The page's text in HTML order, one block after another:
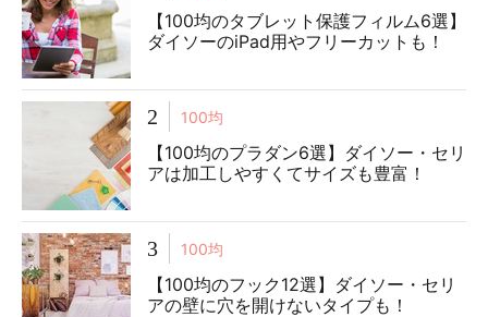
【100均のタブレット保護フィルム6選】
ダイソーのiPad用やフリーカットも！
2 100均
【100均のプラダン6選】ダイソー・セリ
アは加工しやすくてサイズも豊富！
3 100均
【100均のフック12選】ダイソー・セリ
アの壁に穴を開けないタイプも！